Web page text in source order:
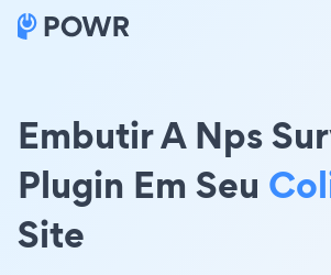
Embutir A Nps
Plugin Em Seu
Site